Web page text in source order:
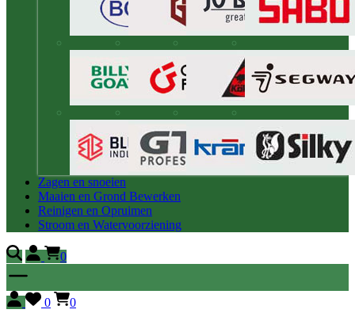
Zagen en snoeien
Maaien en Grond Bewerken
Reinigen en Opruimen
Stroom en Watervoorziening
0
0
0